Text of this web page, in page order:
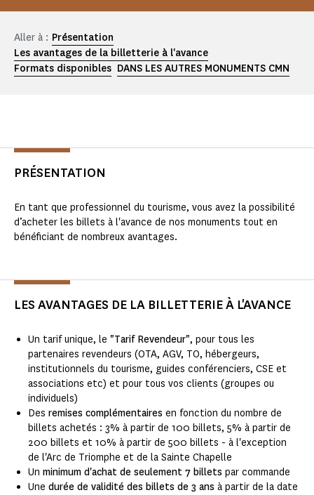
Aller à : Présentation
Les avantages de la billetterie à l'avance
Formats disponibles DANS LES AUTRES MONUMENTS CMN
PRÉSENTATION
En tant que professionnel du tourisme, vous avez la possibilité
d’acheter les billets à l'avance de nos monuments tout en
bénéficiant de nombreux avantages.
LES AVANTAGES DE LA BILLETTERIE À L'AVANCE
Un tarif unique, le "Tarif Revendeur", pour tous les
partenaires revendeurs (OTA, AGV, TO, hébergeurs,
institutionnels du tourisme, guides conférenciers, CSE et
associations etc) et pour tous vos clients (groupes ou
individuels)
Des remises complémentaires en fonction du nombre de
billets achetés : 3% à partir de 100 billets, 5% à partir de
200 billets et 10% à partir de 500 billets - à l'exception
de l'Arc de Triomphe et de la Sainte Chapelle
Un minimum d'achat de seulement 7 billets par commande
Une durée de validité des billets de 3 ans à partir de la date